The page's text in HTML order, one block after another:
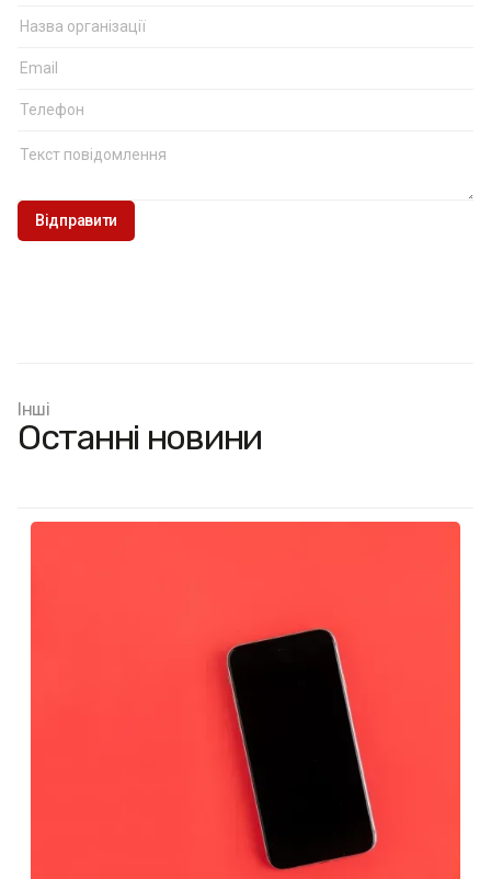
можуть арифметично не дорівнювати 100% через
Інші
Останні новини